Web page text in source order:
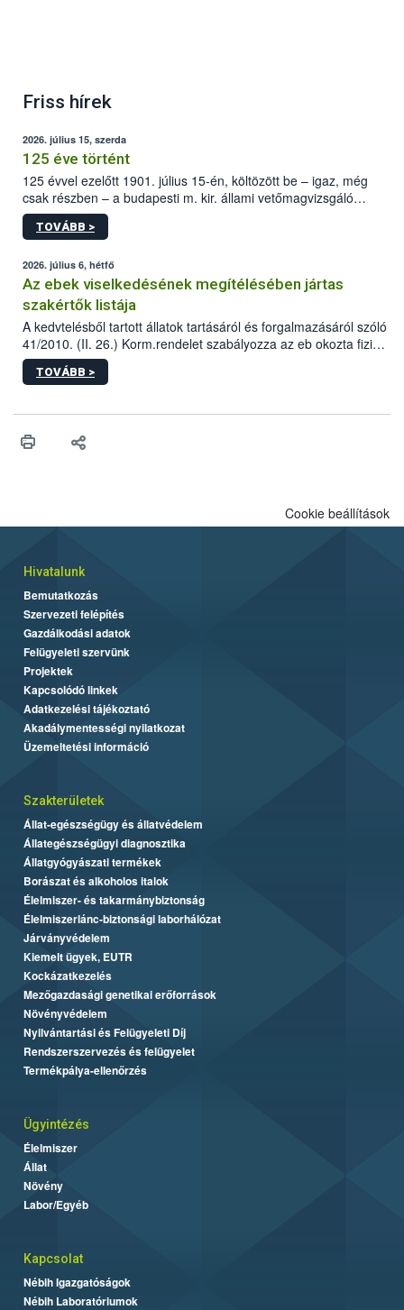
Friss hírek
2026. július 15, szerda
125 éve történt
125 évvel ezelőtt 1901. július 15-én, költözött be – igaz, még
csak részben – a budapesti m. kir. állami vetőmagvizsgáló
állomás a Kis Rókus utca 15. szám alatti, Czigler Győző által
tervezett új épületébe.
TOVÁBB >
2026. július 6, hétfő
Az ebek viselkedésének megítélésében jártas
szakértők listája
A kedvtelésből tartott állatok tartásáról és forgalmazásáról szóló
41/2010. (II. 26.) Korm.rendelet szabályozza az eb okozta fizikai
sérülés, illetve ennek veszélye keletkezésekor felmerülő
hatósági feladatokat, valamint a veszélyes eb tartását és annak
vonni az ebek viselkedésének megítélésében jártas szakértőt.
TOVÁBB >
Cookie beállítások
Hivatalunk
Bemutatkozás
Szervezeti felépítés
Gazdálkodási adatok
Felügyeleti szervünk
Projektek
Kapcsolódó linkek
Adatkezelési tájékoztató
Akadálymentességi nyilatkozat
Üzemeltetési információ
Szakterületek
Állat-egészségügy és állatvédelem
Állategészségügyi diagnosztika
Állatgyógyászati termékek
Borászat és alkoholos italok
Élelmiszer- és takarmánybiztonság
Élelmiszerlánc-biztonsági laborhálózat
Járványvédelem
Kiemelt ügyek, EUTR
Kockázatkezelés
Mezőgazdasági genetikai erőforrások
Növényvédelem
Nyilvántartási és Felügyeleti Díj
Rendszerszervezés és felügyelet
Termékpálya-ellenőrzés
Ügyintézés
Élelmiszer
Állat
Növény
Labor/Egyéb
Kapcsolat
Nébih Igazgatóságok
Nébih Laboratóriumok